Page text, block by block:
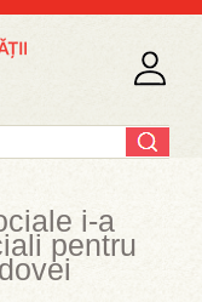
i-a
pentru